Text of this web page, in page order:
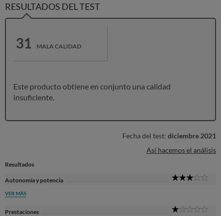
RESULTADOS DEL TEST
31 MALA CALIDAD
Este producto obtiene en conjunto una calidad
insuficiente.
Fecha del test: diciembre 2021
Así hacemos el análisis
Resultados
Autonomía y potencia
VER MÁS
Prestaciones